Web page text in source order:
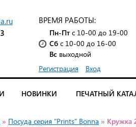
ВРЕМЯ РАБОТЫ:
Пн-Птс 10-00 до 19-00
Сбс 10-00 до 16-00
Вс выходной
Регистрация
Вход
НОВИНКИ ПЕЧАТНЫЙ
» Посуда серия "Prints" Bonna » Кружка